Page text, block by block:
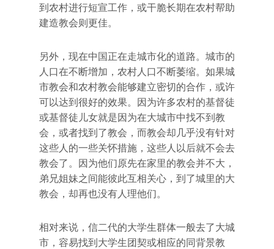
到农村进行短宣工作，或干脆长期在农村帮助
建造教会则更佳。
另外，现在中国正在走城市化的道路。城市的
人口在不断增加，农村人口不断萎缩。如果城
市教会和农村教会能够建立密切的合作，或许
可以达到很好的效果。因为许多农村的基督徒
或基督徒儿女就是因为在大城市中找不到教
会，或者找到了教会，而教会却几乎没有针对
这些人的一些关怀措施，这些人以后就不会去
教会了。因为他们原先在家里的教会并不大，
弟兄姐妹之间能彼此互相关心，到了城里的大
教会，却再也没有人理他们。
相对来说，信二代的大学生群体一般去了大城
市，容易找到大学生团契或相应的同背景教